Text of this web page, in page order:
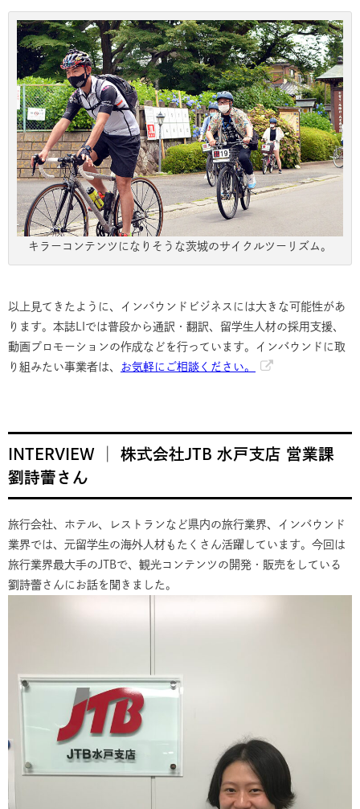
キラーコンテンツになりそうな茨城のサイクルツーリズム。
以上見てきたように、インバウンドビジネスには大きな可能性があ
ります。本誌LIでは普段から通訳・翻訳、留学生人材の採用支援、
動画プロモーションの作成などを行っています。インバウンドに取
り組みたい事業者は、
お気軽にご相談ください。
INTERVIEW │ 株式会社JTB 水戸支店 営業課
劉詩蕾さん
旅行会社、ホテル、レストランなど県内の旅行業界、インバウンド
業界では、元留学生の海外人材もたくさん活躍しています。今回は
旅行業界最大手のJTBで、観光コンテンツの開発・販売をしている
劉詩蕾さんにお話を聞きました。